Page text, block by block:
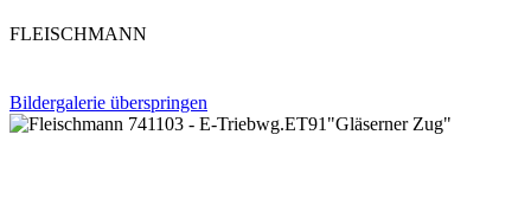
FLEISCHMANN
Bildergalerie überspringen